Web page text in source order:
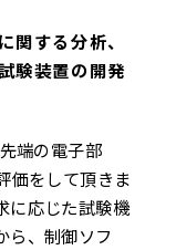
する分析、
験装置の開発
端の電子部
価をして頂きま
に応じた試験機
ら、制御ソフ